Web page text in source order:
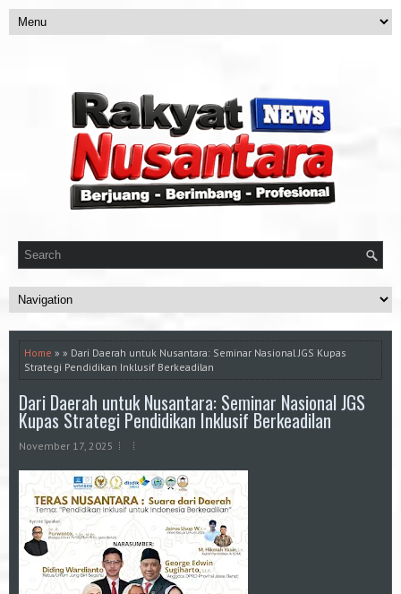
Home » » Dari Daerah untuk Nusantara: Seminar Nasional JGS Kupas
Strategi Pendidikan Inklusif Berkeadilan
Dari Daerah untuk Nusantara: Seminar Nasional JGS
Kupas Strategi Pendidikan Inklusif Berkeadilan
November 17, 2025